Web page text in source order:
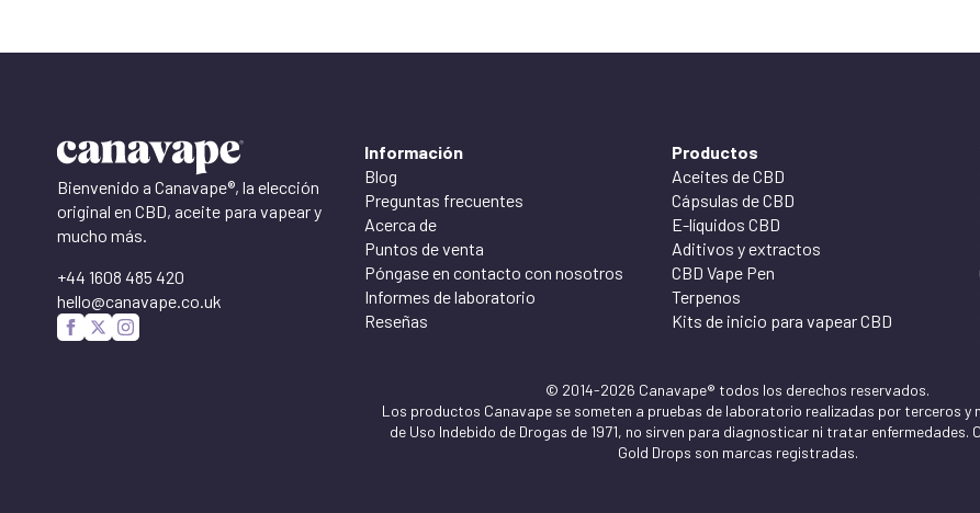
Bienvenido a Canavape®, la elección
original en CBD, aceite para vapear y
mucho más.
+44 1608 485 420
hello@canavape.co.uk
Información
Blog
Preguntas frecuentes
Acerca de
Puntos de venta
Póngase en contacto con nosotros
Informes de laboratorio
Reseñas
Productos
Aceites de CBD
Cápsulas de CBD
E-líquidos CBD
Aditivos y extractos
CBD Vape Pen
Terpenos
Kits de inicio para vapear CBD
© 2014-2026 Canavape® todos los derechos reservados.
Los productos Canavape se someten a pruebas de laboratorio realizadas por terceros y
de Uso Indebido de Drogas de 1971, no sirven para diagnosticar ni tratar enfermedades.
Gold Drops son marcas registradas.